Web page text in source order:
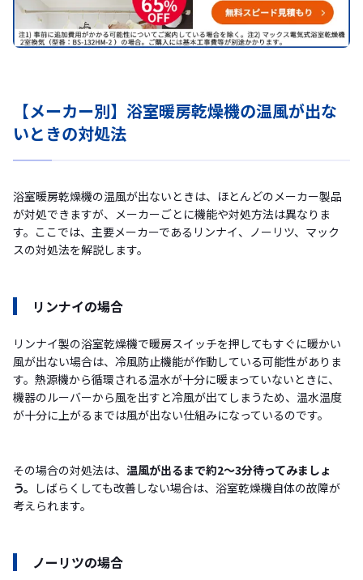
【メーカー別】浴室暖房乾燥機の温風が出な
いときの対処法
浴室暖房乾燥機の温風が出ないときは、ほとんどのメーカー製品
が対処できますが、メーカーごとに機能や対処方法は異なりま
す。ここでは、主要メーカーであるリンナイ、ノーリツ、マック
スの対処法を解説します。
リンナイの場合
リンナイ製の浴室乾燥機で暖房スイッチを押してもすぐに暖かい
風が出ない場合は、冷風防止機能が作動している可能性がありま
す。熱源機から循環される温水が十分に暖まっていないときに、
機器のルーバーから風を出すと冷風が出てしまうため、温水温度
が十分に上がるまでは風が出ない仕組みになっているのです。
その場合の対処法は、 温風が出るまで約2～3分待ってみましょ
う。 しばらくしても改善しない場合は、浴室乾燥機自体の故障が
考えられます。
ノーリツの場合